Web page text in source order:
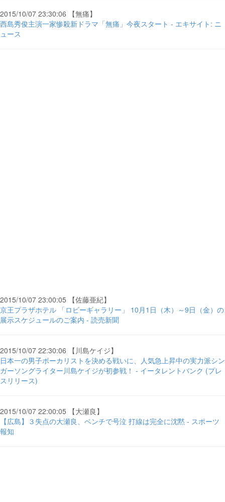
2015/10/07 23:30:06 【無痛】
西島秀俊主演一家惨殺新ドラマ「無痛」今夜スタート - エキサイト: ニ
ュース
2015/10/07 23:00:05 【佐藤亜紀】
京王プラザホテル 「ロビーギャラリー」 10月1日（木）～9日（金）の
展示スケジュールのご案内 - 読売新聞
2015/10/07 22:30:06 【川島ケイジ】
日本一の男子ボーカリストを決める戦いに、人気急上昇中の実力派シン
ガーソングライター川島ケイジが初参戦！ - イータレントバンク (プレ
スリリース)
2015/10/07 22:00:05 【大瀬良】
【広島】３失点の大瀬良、ベンチで号泣 打線は完全に沈黙 - スポーツ
報知